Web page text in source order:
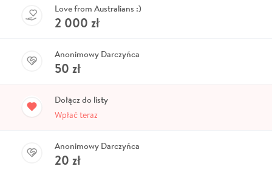
Love from Australians :)
2 000 zł
Anonimowy Darczyńca
50 zł
Dołącz do listy
Wpłać teraz
Anonimowy Darczyńca
20 zł